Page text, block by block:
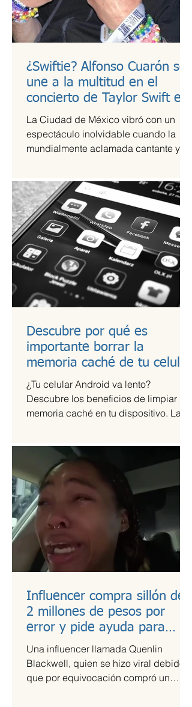
¿Swiftie? Alfonso Cuarón se
une a la multitud en el
concierto de Taylor Swift en
CDMX
La Ciudad de México vibró con un
espectáculo inolvidable cuando la
mundialmente aclamada cantante y
Descubre por qué es
importante borrar la
memoria caché de tu celular
¿Tu celular Android va lento?
Descubre los beneficios de limpiar la
memoria caché en tu dispositivo. La
Influencer compra sillón de
2 millones de pesos por
error y pide ayuda para
pagarlo
Una influencer llamada Quenlin
Blackwell, quien se hizo viral debido a
que por equivocación compró un